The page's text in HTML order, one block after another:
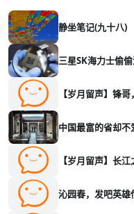
静坐笔记(九十八)
三星SK海力士偷
【岁月留声】锋
中国最富的省却不
【岁月留声】长江
沁园春，发吧英雄